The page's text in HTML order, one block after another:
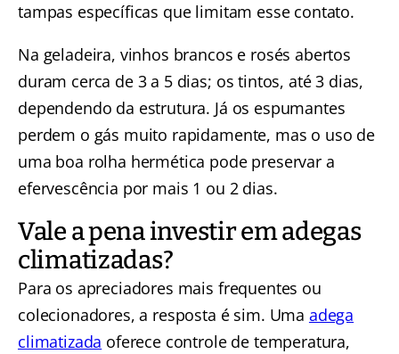
tampas específicas que limitam esse contato.
Na geladeira, vinhos brancos e rosés abertos
duram cerca de 3 a 5 dias; os tintos, até 3 dias,
dependendo da estrutura. Já os espumantes
perdem o gás muito rapidamente, mas o uso de
uma boa rolha hermética pode preservar a
efervescência por mais 1 ou 2 dias.
Vale a pena investir em adegas
climatizadas?
Para os apreciadores mais frequentes ou
colecionadores, a resposta é sim. Uma adega
climatizada oferece controle de temperatura,